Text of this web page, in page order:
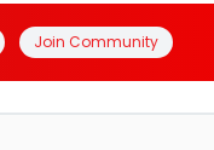
Join Community